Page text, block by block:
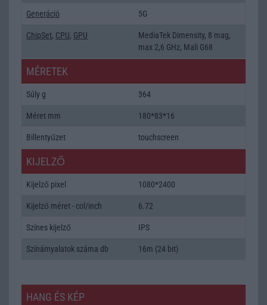
Generáció 5G
ChipSet, CPU, GPU
MediaTek Dimensity, 8 mag,
max 2,6 GHz, Mali G68
MÉRETEK
Súly g 364
Méret mm 180*83*16
Billentyűzet touchscreen
KIJELZŐ
Kijelző pixel 1080*2400
Kijelző méret - col/inch 6.72
Színes kijelző IPS
Színárnyalatok száma db 16m (24 bit)
HANG ÉS KÉP